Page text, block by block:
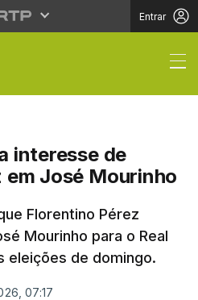
Entrar
interesse de
em José Mourinho
Florentino Pérez
Mourinho para o Real
eleições de domingo.
07:17